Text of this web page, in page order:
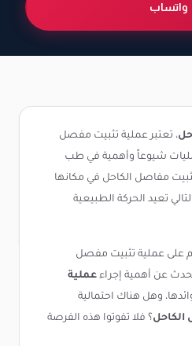
واتساب
، تعتبر عملية تثبيت مفصل
شيوعاً وأهمية في طب
مفاصل الكاحل في مكانها
تعيد الحركة الطبيعية
على عملية تثبيت مفصل
عن أهمية إجراء عملية
وهل هناك احتمالية
؟ فلا تفوتوا هذه الفرصة